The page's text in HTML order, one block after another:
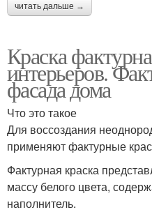
читать дальше →
Краска
интерьеров.
фасада дома
Что это такое
Для воссоздания
применяют фактурные
Фактурная краска
массу белого цвета,
наполнитель.